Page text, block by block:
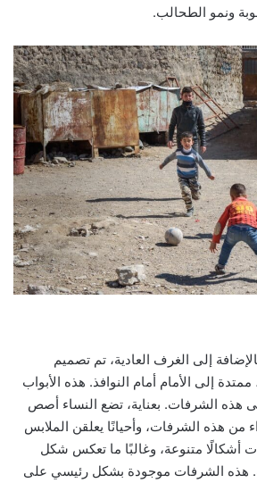
ونمو الطحالب.
إلى الغرف العادية، تم تصميم
إلى الأمام أمام النوافذ. هذه الأبواب
هذه الشرفات. بعناية، تضع النساء أصص
من هذه الشرفات، وأحيانًا يعلقن الملابس
أشكالًا متنوعة، وغالبًا ما تعكس شكل
هذه الشرفات موجودة بشكل رئيسي على